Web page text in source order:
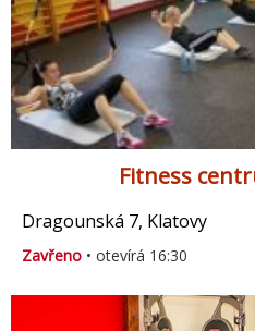
Fitness
Dragounská 7, Klatovy
Zavřeno • otevírá 16:30